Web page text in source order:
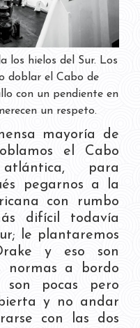
los hielos del Sur. Los
doblar el Cabo de
con un pendiente en
un respeto.
mayoría de
el Cabo
para
pegarnos a la
con rumbo
difícil todavía
le plantaremos
y eso son
normas a bordo
pocas pero
y no andar
con las dos